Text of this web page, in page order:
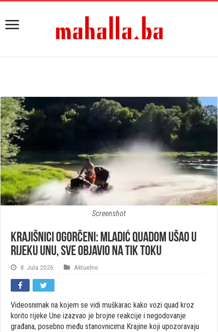
Screenshot
Krajišnici ogorčeni: Mladić quadom ušao u
rijeku Unu, sve objavio na Tik Toku
8. Jula 2026. Aktuelno
Videosnimak na kojem se vidi muškarac kako vozi quad kroz
korito rijeke Une izazvao je brojne reakcije i negodovanje
građana, posebno među stanovnicima Krajine koji upozoravaju